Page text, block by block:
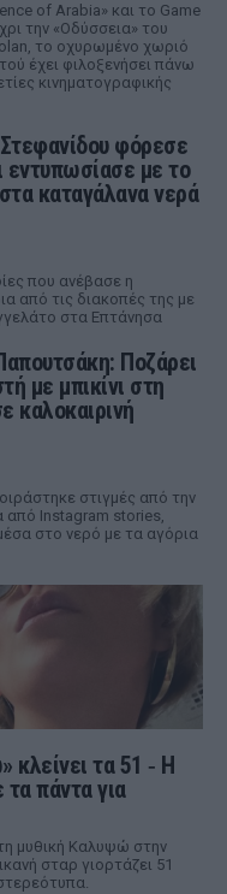
of Arabia» και το Game
την «Οδύσσεια» του
το οχυρωμένο χωριό
έχει φιλοξενήσει πάνω
κινηματογραφικής
φόρεσε
εντυπωσίασε με το
καταγάλανα νερά
που ανέβασε η
από τις διακοπές της με
στα Επτάνησα
Ποζάρει
με μπικίνι στη
καλοκαιρινή
στιγμές από την
από Instagram stories,
στο νερό με τα αγόρια
τα 51 ‑ H
πάντα για
μυθική Καλυψώ στην
σταρ γιορτάζει 51